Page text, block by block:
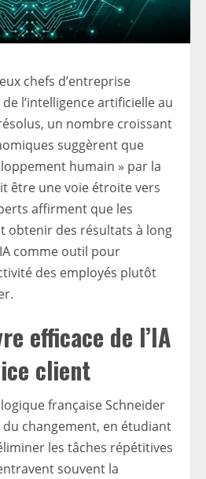
chefs d’entreprise
l’intelligence artificielle au
un nombre croissant
suggèrent que
humain » par la
être une voie étroite vers
affirment que les
obtenir des résultats à long
comme outil pour
des employés plutôt
efficace de l’IA
client
française Schneider
du changement, en étudiant
les tâches répétitives
souvent la